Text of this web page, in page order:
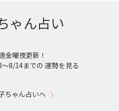
ゃん占い
金曜夜更新！
8/14までの 運勢を見る
ちゃん占いへ